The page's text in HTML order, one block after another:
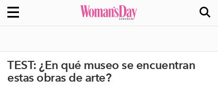
TEST: ¿En qué museo se encuentran
estas obras de arte?